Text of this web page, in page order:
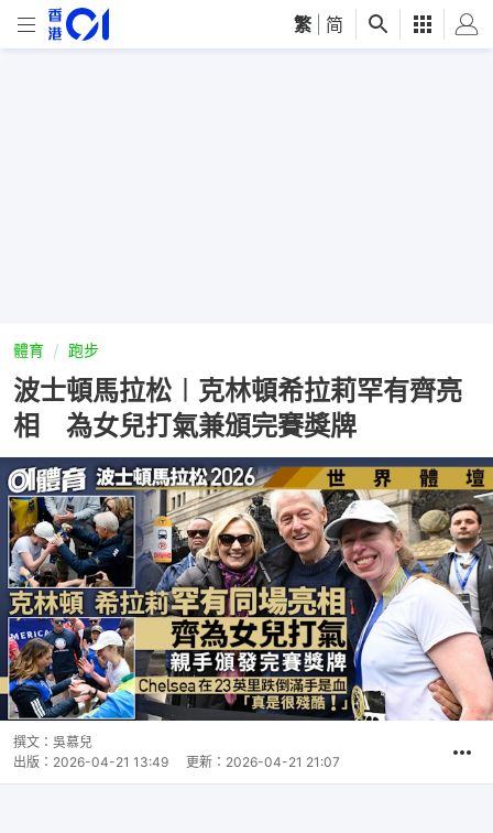
繁 简
體育 跑步
波士頓馬拉松︱克林頓希拉莉罕有齊亮
相 為女兒打氣兼頒完賽獎牌
撰文： 吳慕兒
出版： 2026-04-21 13:49 更新： 2026-04-21 21:07